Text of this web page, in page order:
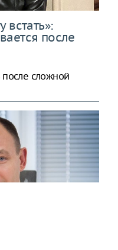
встать»:
после
после сложной